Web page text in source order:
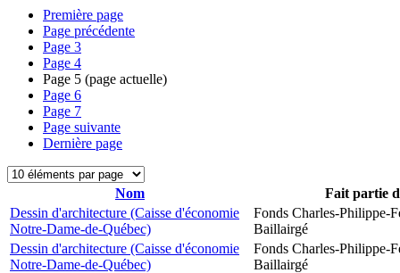
Première page
Page précédente
Page 3
Page 4
Page 5 (page actuelle)
Page 6
Page 7
Page suivante
Dernière page
Nom
Fait partie
Dessin d'architecture (Caisse d'économie
Notre-Dame-de-Québec)
Fonds Charles-Philippe-
Baillairgé
Dessin d'architecture (Caisse d'économie
Notre-Dame-de-Québec)
Fonds Charles-Philippe-
Baillairgé